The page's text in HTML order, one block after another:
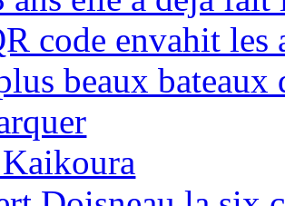
code envahit les
beaux bateaux